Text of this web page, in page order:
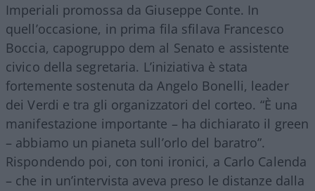
Imperiali promossa da Giuseppe Conte. In
quell’occasione, in prima fila sfilava Francesco
Boccia, capogruppo dem al Senato e assistente
civico della segretaria. L’iniziativa è stata
fortemente sostenuta da Angelo Bonelli, leader
dei Verdi e tra gli organizzatori del corteo. “È una
manifestazione importante – ha dichiarato il green
– abbiamo un pianeta sull’orlo del baratro”.
Rispondendo poi, con toni ironici, a Carlo Calenda
– che in un’intervista aveva preso le distanze dalla